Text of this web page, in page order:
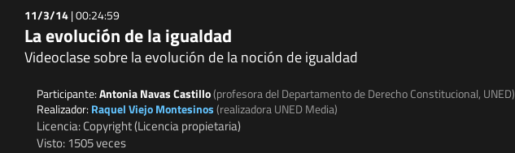
11/3/14|00:24:59
La evolución de la igualdad
Videoclase sobre la evolución de la noción de igualdad
Participante:Antonia Navas Castillo(profesora del Departamento de Derecho Constitucional, UNED)
Realizador: Raquel Viejo Montesinos(realizadora UNED Media)
Licencia: Copyright (Licencia propietaria)
Visto: 1505 veces